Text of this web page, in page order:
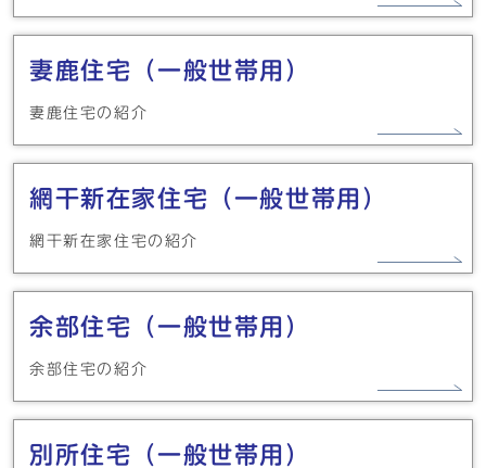
妻鹿住宅（一般世帯用）
妻鹿住宅の紹介
網干新在家住宅（一般世帯用）
網干新在家住宅の紹介
余部住宅（一般世帯用）
余部住宅の紹介
別所住宅（一般世帯用）